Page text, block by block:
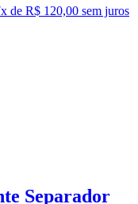
x de R$ 120,00 sem juros
Separador